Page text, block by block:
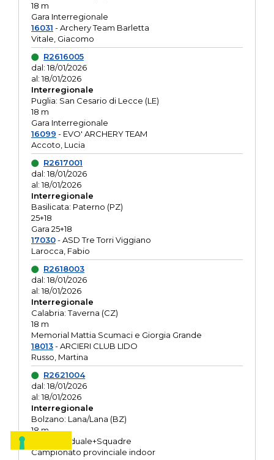
18 m
Gara Interregionale
16031 - Archery Team Barletta
Vitale, Giacomo
R2616005
dal: 18/01/2026
al: 18/01/2026
Interregionale
Puglia: San Cesario di Lecce (LE)
18 m
Gara Interregionale
16099 - EVO' ARCHERY TEAM
Accoto, Lucia
R2617001
dal: 18/01/2026
al: 18/01/2026
Interregionale
Basilicata: Paterno (PZ)
25+18
Gara 25+18
17030- ASD Tre Torri Viggiano
Larocca, Fabio
R2618003
dal: 18/01/2026
al: 18/01/2026
Interregionale
Calabria: Taverna (CZ)
18 m
Memorial Mattia Scumaci e Giorgia Grande
18013- ARCIERI CLUB LIDO
Russo, Martina
R2621004
dal: 18/01/2026
al: 18/01/2026
Interregionale
Bolzano: Lana/Lana (BZ)
18 m
O.R. Individuale+Squadre
Campionato provinciale indoor